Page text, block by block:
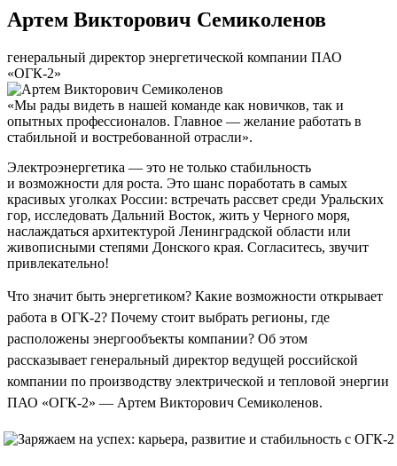
Артем Викторович Семиколенов
генеральный директор энергетической компании ПАО
«ОГК-2»
«Мы рады видеть в нашей команде как новичков, так и
опытных профессионалов. Главное — желание работать в
стабильной и востребованной отрасли».
Электроэнергетика — это не только стабильность
и возможности для роста. Это шанс поработать в самых
красивых уголках России: встречать рассвет среди Уральских
гор, исследовать Дальний Восток, жить у Черного моря,
наслаждаться архитектурой Ленинградской области или
живописными степями Донского края. Согласитесь, звучит
привлекательно!
Что значит быть энергетиком? Какие возможности открывает
работа в ОГК-2? Почему стоит выбрать регионы, где
расположены энергообъекты компании? Об этом
рассказывает генеральный директор ведущей российской
компании по производству электрической и тепловой энергии
ПАО «ОГК-2» — Артем Викторович Семиколенов.